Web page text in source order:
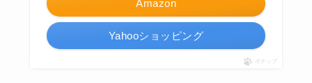
Amazon
Yahooショッピング
ポチップ